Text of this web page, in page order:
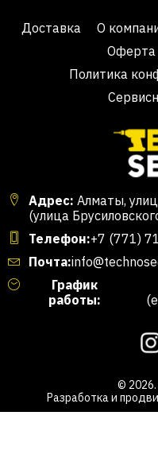
Доставка О
Оферта
Политика
Адрес: Алматы,
(улица
Телефон:+7 (771)
Почта:
График
работы:
©
Разработка и